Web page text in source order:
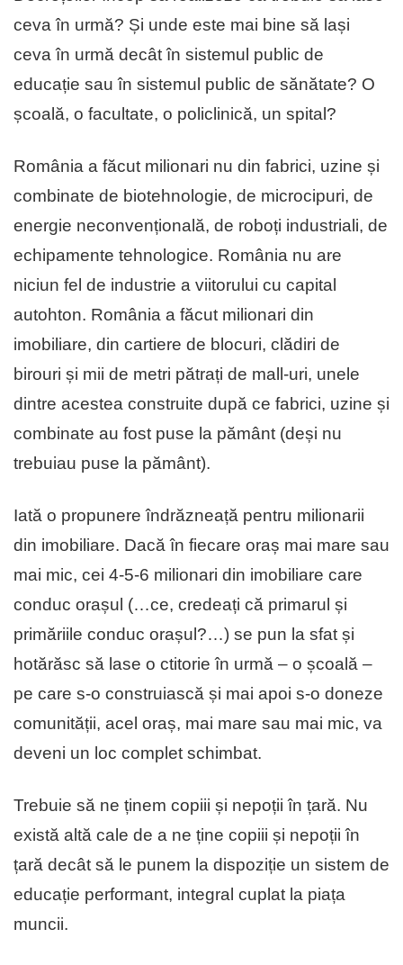
ceva în urmă? Și unde este mai bine să lași
ceva în urmă decât în sistemul public de
educație sau în sistemul public de sănătate? O
școală, o facultate, o policlinică, un spital?
România a făcut milionari nu din fabrici, uzine și
combinate de biotehnologie, de microcipuri, de
energie neconvențională, de roboți industriali, de
echipamente tehnologice. România nu are
niciun fel de industrie a viitorului cu capital
autohton. România a făcut milionari din
imobiliare, din cartiere de blocuri, clădiri de
birouri și mii de metri pătrați de mall-uri, unele
dintre acestea construite după ce fabrici, uzine și
combinate au fost puse la pământ (deși nu
trebuiau puse la pământ).
Iată o propunere îndrăzneață pentru milionarii
din imobiliare. Dacă în fiecare oraș mai mare sau
mai mic, cei 4-5-6 milionari din imobiliare care
conduc orașul (…ce, credeați că primarul și
primăriile conduc orașul?…) se pun la sfat și
hotărăsc să lase o ctitorie în urmă – o școală –
pe care s-o construiască și mai apoi s-o doneze
comunității, acel oraș, mai mare sau mai mic, va
deveni un loc complet schimbat.
Trebuie să ne ținem copiii și nepoții în țară. Nu
există altă cale de a ne ține copiii și nepoții în
țară decât să le punem la dispoziție un sistem de
educație performant, integral cuplat la piața
muncii.